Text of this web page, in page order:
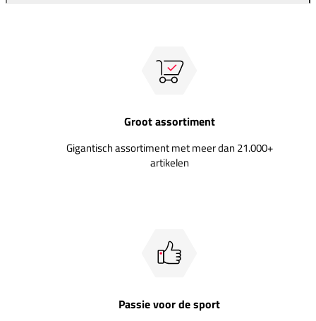
Groot assortiment
Gigantisch assortiment met meer dan 21.000+
artikelen
Passie voor de sport